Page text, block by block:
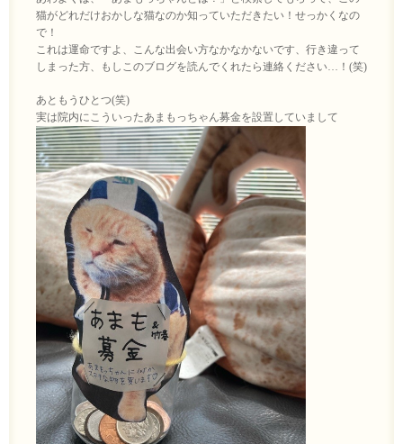
猫がどれだけおかしな猫なのか知っていただきたい！せっかくなの
で！
これは運命ですよ、こんな出会い方なかなかないです、行き違って
しまった方、もしこのブログを読んでくれたら連絡ください…！(笑)
あともうひとつ(笑)
実は院内にこういったあまもっちゃん募金を設置していまして